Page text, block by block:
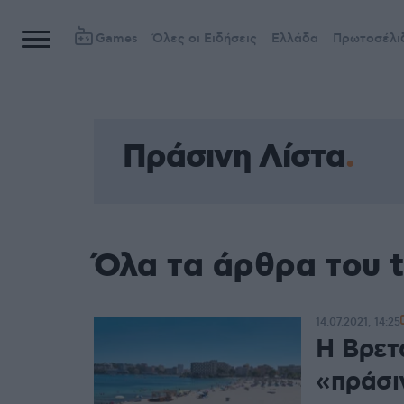
Games Όλες οι Ειδήσεις Ελλάδα
Πράσινη Λίστα
Όλα τα άρθρα του
Η
14.07.2021, 14:25